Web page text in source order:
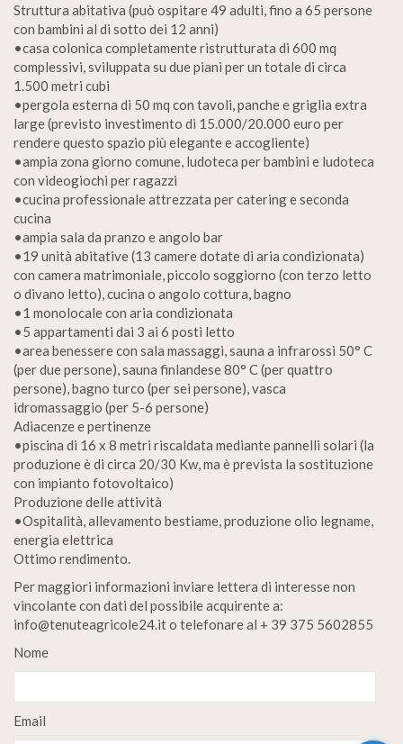
Struttura abitativa (può ospitare 49 adulti, fino a 65 persone
con bambini al di sotto dei 12 anni)
•casa colonica completamente ristrutturata di 600 mq
complessivi, sviluppata su due piani per un totale di circa
1.500 metri cubi
•pergola esterna di 50 mq con tavoli, panche e griglia extra
large (previsto investimento di 15.000/20.000 euro per
rendere questo spazio più elegante e accogliente)
•ampia zona giorno comune, ludoteca per bambini e ludoteca
con videogiochi per ragazzi
•cucina professionale attrezzata per catering e seconda
cucina
•ampia sala da pranzo e angolo bar
•19 unità abitative (13 camere dotate di aria condizionata)
con camera matrimoniale, piccolo soggiorno (con terzo letto
o divano letto), cucina o angolo cottura, bagno
•1 monolocale con aria condizionata
•5 appartamenti dai 3 ai 6 posti letto
•area benessere con sala massaggi, sauna a infrarossi 50° C
(per due persone), sauna finlandese 80° C (per quattro
persone), bagno turco (per sei persone), vasca
idromassaggio (per 5-6 persone)
Adiacenze e pertinenze
•piscina di 16 x 8 metri riscaldata mediante pannelli solari (la
produzione è di circa 20/30 Kw, ma è prevista la sostituzione
con impianto fotovoltaico)
Produzione delle attività
•Ospitalità, allevamento bestiame, produzione olio legname,
energia elettrica
Ottimo rendimento.
Per maggiori informazioni inviare lettera di interesse non
vincolante con dati del possibile acquirente a:
info@tenuteagricole24.it o telefonare al + 39 375 5602855
Nome
Email